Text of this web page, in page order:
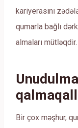
kariyerasını
qumarla bağlı
almaları mütləqdir.
Bir çox məşhur,